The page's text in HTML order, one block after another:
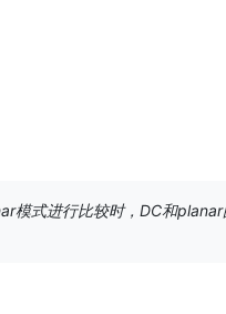
模式进行比较时，DC和